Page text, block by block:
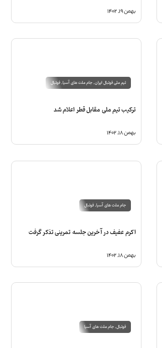
بهمن ۱۹, ۱۴۰۲
تیم ملی فوتبال ایران,جام ملت های آسیا,فوتبال
ترکیب تیم ملی مقابل قطر اعلام شد
بهمن ۱۸, ۱۴۰۲
جام ملت های آسیا,فوتبال
اکرم عفیف در آخرین جلسه تمرینی تذکر گرفت
بهمن ۱۸, ۱۴۰۲
فوتبال,جام ملت های آسیا